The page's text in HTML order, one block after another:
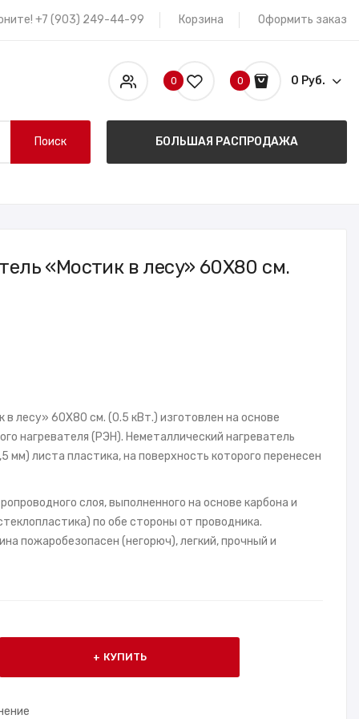
+7 (903) 249-44-99 Корзина Оформить заказ
0 0 0 Руб.
Поиск БОЛЬШАЯ РАСПРОДАЖА
«Мостик в лесу» 60X80 см.
в лесу» 60X80 см. (0.5 кВт.) изготовлен на основе
нагревателя (РЭН). Неметаллический нагреватель
мм) листа пластика, на поверхность которого перенесен
слоя, выполненного на основе карбона и
по обе стороны от проводника.
пожаробезопасен (негорюч), легкий, прочный и
КУПИТЬ